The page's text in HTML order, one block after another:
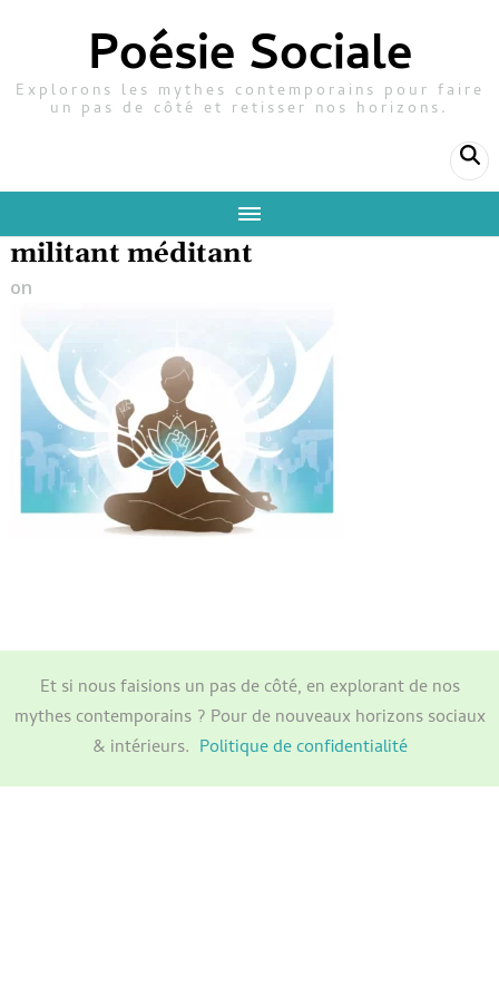
Poésie Sociale
Explorons les mythes contemporains pour faire
un pas de côté et retisser nos horizons.
militant méditant
on
Et si nous faisions un pas de côté, en explorant de nos
mythes contemporains ? Pour de nouveaux horizons sociaux
& intérieurs. Politique de confidentialité